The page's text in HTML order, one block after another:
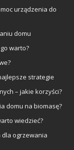
urządzenia do
domu
warto?
strategie
– jakie korzyści?
domu na biomasę?
wiedzieć?
dla ogrzewania